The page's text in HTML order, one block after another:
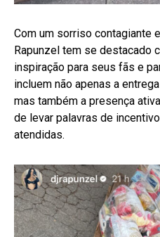
Com um sorriso contagiante
Rapunzel tem se destacado
inspiração para seus fãs e
incluem não apenas a
mas também a presença
de levar palavras de
atendidas.